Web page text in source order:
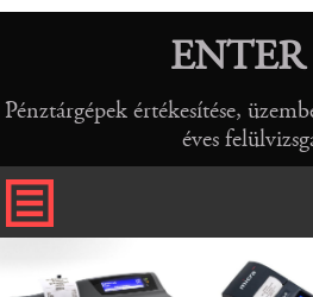
ENTER
Pénztárgépek értékesítése,
éves